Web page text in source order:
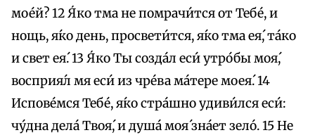
мое́й? 12 Я́ко тма не помрачи́тся от Тебе́, и
нощь, я́ко день, просвети́тся, я́ко тма ея́, та́ко
и свет ея́. 13 Я́ко Ты созда́л еси́ утро́бы моя́,
восприя́л мя еси́ из чре́ва ма́тере моея́. 14
Испове́мся Тебе́, я́ко стра́шно удиви́лся еси́:
чу́дна дела́ Твоя́, и душа́ моя́ зна́ет зело́. 15 Не